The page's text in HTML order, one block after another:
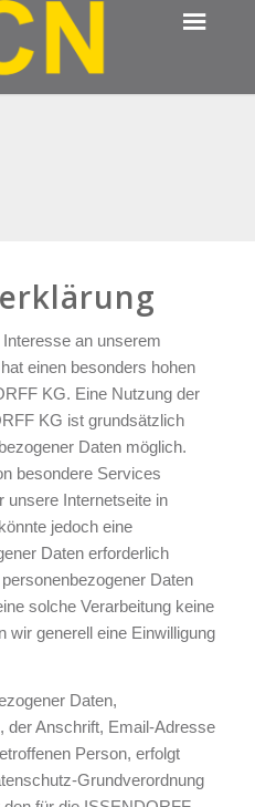
an unserem
einen besonders hohen
KG. Eine Nutzung der
KG ist grundsätzlich
Daten möglich.
besondere Services
unsere Internetseite in
jedoch eine
Daten erforderlich
Daten
solche Verarbeitung keine
wir generell eine Einwilligung
Daten,
der Anschrift, Email-Adresse
Person, erfolgt
Grundverordnung